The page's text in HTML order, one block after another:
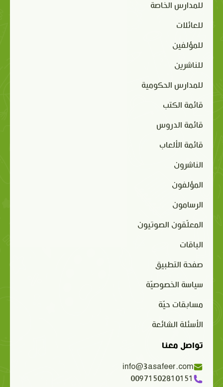
للمدارس الخاصة
للعائلات
للمؤلفين
للناشرين
للمدارس الحكومية
قائمة الكتب
قائمة الدروس
قائمة الألعاب
الناشرون
المؤلفون
الرسامون
المعلّقون الصوتيون
الباقات
صفحة التطبيق
سياسة الخصوصيّة
مسابقات حيّة
الأسئلة الشائعة
تواصل معنا
info@3asafeer.com
00971502810151